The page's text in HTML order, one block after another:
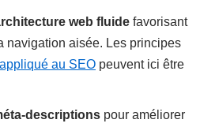
web fluide favorisant
navigation aisée. Les principes
au SEO peuvent ici être
descriptions pour améliorer